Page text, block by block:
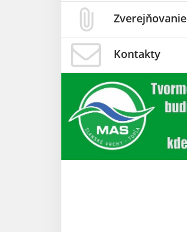
Zverejňovanie
Kontakty